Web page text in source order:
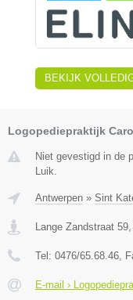
BEKIJK
Logopediepraktijk
Niet gevestigd in de
Luik.
Antwerpen » Sint
Lange Zandstraat 59,
Tel: 0476/65.68.46,
E-mail ›